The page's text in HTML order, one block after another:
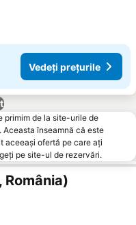
Vedeți prețurile
primim de la site-urile de
înseamnă că este
aceeași ofertă pe care ați
pe site-ul de rezervări.
România)